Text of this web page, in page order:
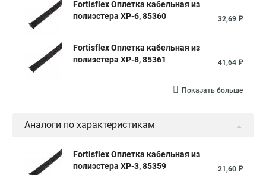
Fortisflex Оплетка кабельная из
полиэстера XP-6, 85360
32,69 ₽
Fortisflex Оплетка кабельная из
полиэстера XP-8, 85361
41,64 ₽
Показать больше
Аналоги по характеристикам
Fortisflex Оплетка кабельная из
полиэстера XP-3, 85359
21,60 ₽